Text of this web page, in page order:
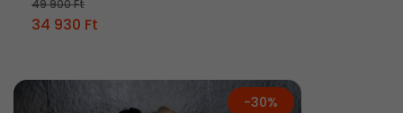
49 900 Ft
34 930 Ft
-30%